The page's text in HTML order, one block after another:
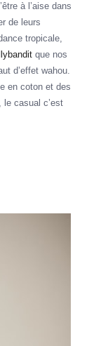
à l’aise dans
de leurs
tropicale,
que nos
d’effet wahou.
en coton et des
casual c’est